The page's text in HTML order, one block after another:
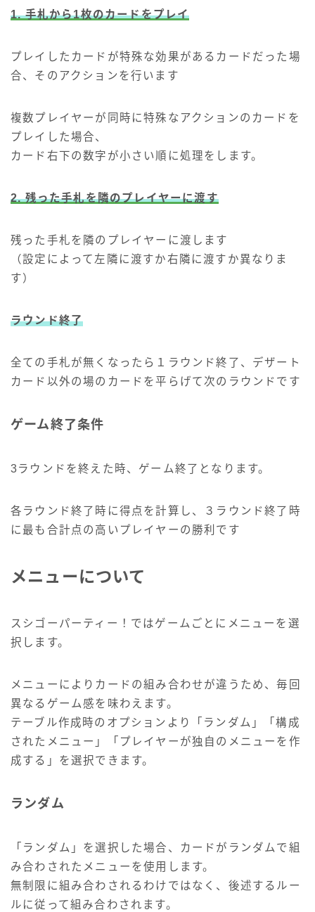
1. 手札から1枚のカードをプレイ
プレイしたカードが特殊な効果があるカードだった場
合、そのアクションを行います
複数プレイヤーが同時に特殊なアクションのカードを
プレイした場合、
カード右下の数字が小さい順に処理をします。
2. 残った手札を隣のプレイヤーに渡す
残った手札を隣のプレイヤーに渡します
（設定によって左隣に渡すか右隣に渡すか異なりま
す）
ラウンド終了
全ての手札が無くなったら１ラウンド終了、デザート
カード以外の場のカードを平らげて次のラウンドです
ゲーム終了条件
3ラウンドを終えた時、ゲーム終了となります。
各ラウンド終了時に得点を計算し、３ラウンド終了時
に最も合計点の高いプレイヤーの勝利です
メニューについて
スシゴーパーティー！ではゲームごとにメニューを選
択します。
メニューによりカードの組み合わせが違うため、毎回
異なるゲーム感を味わえます。
テーブル作成時のオプションより「ランダム」「構成
されたメニュー」「プレイヤーが独自のメニューを作
成する」を選択できます。
ランダム
「ランダム」を選択した場合、カードがランダムで組
み合わされたメニューを使用します。
無制限に組み合わされるわけではなく、後述するルー
ルに従って組み合わされます。